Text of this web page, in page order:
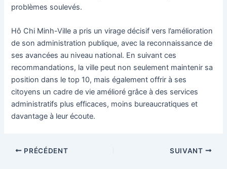
problèmes soulevés.
Hô Chi Minh-Ville a pris un virage décisif vers l’amélioration
de son administration publique, avec la reconnaissance de
ses avancées au niveau national. En suivant ces
recommandations, la ville peut non seulement maintenir sa
position dans le top 10, mais également offrir à ses
citoyens un cadre de vie amélioré grâce à des services
administratifs plus efficaces, moins bureaucratiques et
davantage à leur écoute.
NavigationPRÉCÉDENT SUIVANT